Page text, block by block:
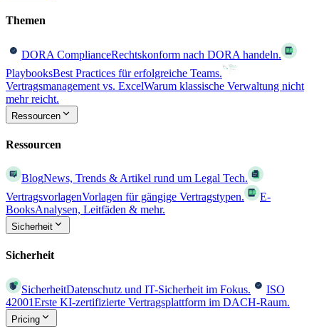
Themen
DORA ComplianceRechtskonform nach DORA handeln.
PlaybooksBest Practices für erfolgreiche Teams.
Vertragsmanagement vs. ExcelWarum klassische Verwaltung nicht
mehr reicht.
Ressourcen
Ressourcen
BlogNews, Trends & Artikel rund um Legal Tech.
VertragsvorlagenVorlagen für gängige Vertragstypen.
E-
BooksAnalysen, Leitfäden & mehr.
Sicherheit
Sicherheit
SicherheitDatenschutz und IT-Sicherheit im Fokus.
ISO
42001Erste KI-zertifizierte Vertragsplattform im DACH-Raum.
Pricing